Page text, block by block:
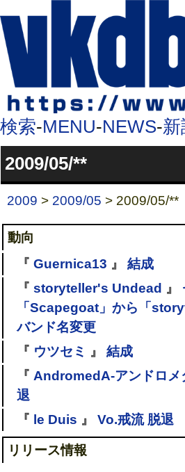
検索-MENU-NEWS-新
2009/05/**
2009 > 2009/05 > 2009/05/**
動向
『 Guernica13 』 結成
『 storyteller's Undead 』
「Scapegoat」から「
バンド名変更
『 ウツセミ 』 結成
『 AndromedA-アンドロメ
退
『 le Duis 』 Vo.戒流 脱退
リリース情報